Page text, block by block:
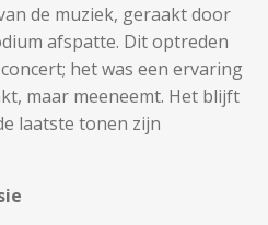
de muziek, geraakt door
afspatte. Dit optreden
het was een ervaring
maar meeneemt. Het blijft
laatste tonen zijn